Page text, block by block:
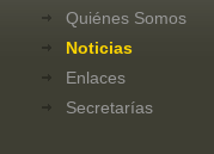
Quiénes Somos
Noticias
Enlaces
Secretarías